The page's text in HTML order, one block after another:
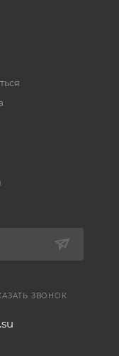
ЗВОНОК